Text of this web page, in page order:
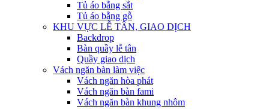
Tủ áo bằng sắt
Tủ áo bằng gỗ
KHU VỰC LỄ TÂN, GIAO DỊCH
Backdrop
Bàn quầy lễ tân
Quầy giao dịch
Vách ngăn bàn làm việc
Vách ngăn hòa phát
Vách ngăn bàn fami
Vách ngăn bàn khung nhôm